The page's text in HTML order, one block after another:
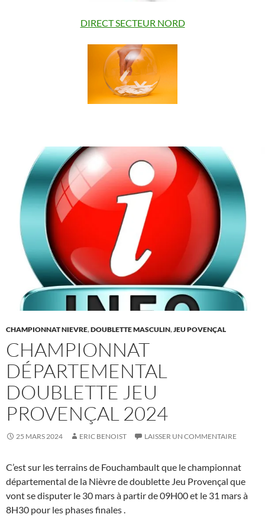
DIRECT SECTEUR NORD
CHAMPIONNAT NIEVRE,DOUBLETTE MASCULIN,JEU POVENÇAL
CHAMPIONNAT
DÉPARTEMENTAL
DOUBLETTE JEU
PROVENÇAL 2024
25 MARS 2024 ERIC BENOIST LAISSER UN COMMENTAIRE
C’est sur les terrains de Fouchambault que le championnat
départemental de la Nièvre de doublette Jeu Provençal que
vont se disputer le 30 mars à partir de 09H00 et le 31 mars à
8H30 pour les phases finales .